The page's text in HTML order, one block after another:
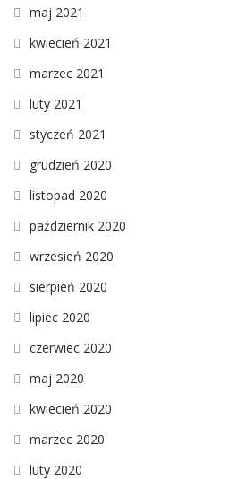
maj 2021
kwiecień 2021
marzec 2021
luty 2021
styczeń 2021
grudzień 2020
listopad 2020
październik 2020
wrzesień 2020
sierpień 2020
lipiec 2020
czerwiec 2020
maj 2020
kwiecień 2020
marzec 2020
luty 2020